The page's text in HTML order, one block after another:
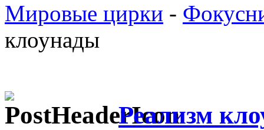
Мировые цирки -
клоунады
Реализм